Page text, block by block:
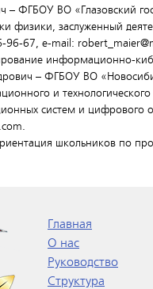
– ФГБОУ ВО «Глазовский
физики, заслуженный
96-67, e-mail:
информационно-
– ФГБОУ ВО
и
систем и цифрового
школьников по
Главная
О нас
Руководство
Структура